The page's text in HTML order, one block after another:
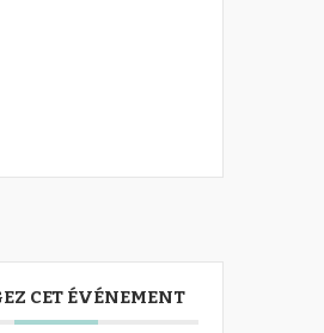
CET ÉVÉNEMENT